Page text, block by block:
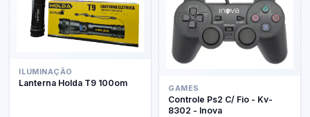
ILUMINAÇÃO
Lanterna Holda T9 100om
GAMES
Controle Ps2 C/ Fio - Kv-
8302 - Inova